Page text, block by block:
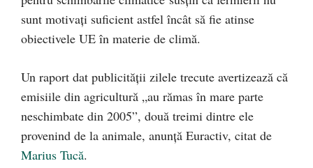
sunt motivați suficient astfel încât să fie atinse
obiectivele UE în materie de climă.
Un raport dat publicității zilele trecute avertizează că
emisiile din agricultură „au rămas în mare parte
neschimbate din 2005”, două treimi dintre ele
provenind de la animale, anunță Euractiv, citat de
Marius Tucă.